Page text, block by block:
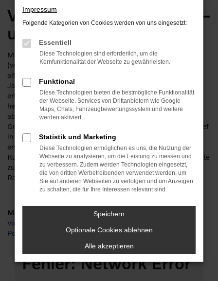
Volvo V60 Jahreswagen –
unser Tipp für Erfurt
Manchmal fällt die Entscheidung zwischen einem
(vermeintlich teuren) Neuwagen und einem (vermeintlich
alten) Gebrauchten schwer. Mit einem Volvo V60
Jahreswagen für Erfurt umgehen Sie dieses Problem und
erhalten in allen Bereichen das perfekte Fahrzeug. Preislich
heben sich Volvo V60 Jahreswagen deutlich von Neuwagen
ab und spielen voll und ganz in der Liga der günstigen
Gebrauchten. Wir sorgen dafür, dass Sie ganz sicher nicht tief
in die Tasche greifen müssen und bieten Ihnen zudem
erstklassige Qualität. Natürlich stehen Ihnen als Kundin oder
Kunde aus Erfurt auch unsere cleveren Finanzierungsangebote
zur Verfügung und Sie zahlen in bequemen monatlichen
Raten.
Marken
Volvo
Polestar
Fehler: Network Error
Impressum
Folgende Kategorien von Cookies werden von uns eingesetzt:
Essentiell
Diese Technologien sind erforderlich, um die
Kernfunktionalität der Webseite zu gewährleisten.
Funktional
Diese Technologien bieten die bestmögliche Funktionalität
der Webseite. Services von Drittanbietern wie Google
Maps, Chats, Fahrzeugbewertungssystem und weitere
werden aktiviert.
Statistik und Marketing
Diese Technologien ermöglichen es uns, die Nutzung der
Webseite zu analysieren, um die Leistung zu messen und
zu verbessern. Zudem werden Technologien eingesetzt,
die von dritten Werbetreibenden verwendet werden, um
Sie auf anderen Webseiten zu verfolgen und um Anzeigen
zu schalten, die für Ihre Interessen relevant sind.
Speichern
Optionale Cookies ablehnen
Alle akzeptieren